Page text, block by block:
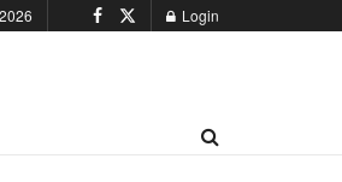
Login